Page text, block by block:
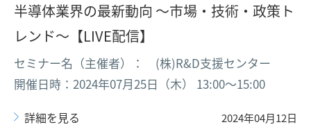
半導体業界の最新動向 ～市場・技術・政策ト
レンド～【LIVE配信】
セミナー名（主催者）： (株)R&D支援センター
開催日時：2024年07月25日（木） 13:00～15:00
詳細を見る 2024年04月12日